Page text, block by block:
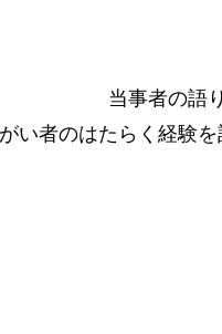
当事者の語
い者のはたらく経験